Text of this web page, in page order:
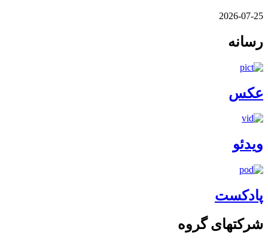
2026-07-25
رسانه
عکس
ویدئو
پادکست
شرکتهای گروه